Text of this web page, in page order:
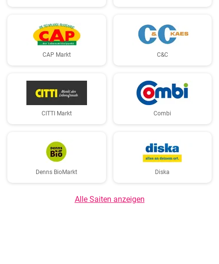
CAP Markt C&C
CITTI Markt Combi
Denns BioMarkt Diska
Alle Saiten anzeigen